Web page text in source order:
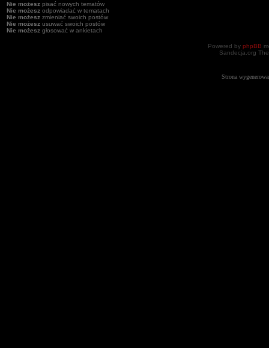
Nie możesz pisać nowych tematów
Nie możesz odpowiadać w tematach
Nie możesz zmieniać swoich postów
Nie możesz usuwać swoich postów
Nie możesz głosować w ankietach
Powered by phpBB
Sandecja.org
Strona